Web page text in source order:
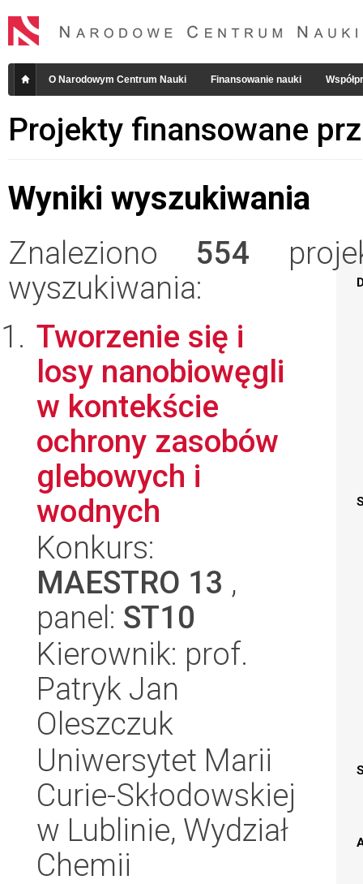
O Narodowym Centrum Nauki Finansowanie nauki
Projekty finansowane
Wyniki wyszukiwania
Znaleziono 554
wyszukiwania:
Tworzenie się i
losy nanobiowęgli
w kontekście
ochrony zasobów
glebowych i
wodnych
Konkurs:
MAESTRO 13 ,
panel: ST10
Kierownik: prof.
Patryk Jan
Oleszczuk
Uniwersytet Marii
Curie-Skłodowskiej
w Lublinie, Wydział
Chemii